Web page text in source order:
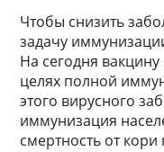
Чтобы снизить
задачу
На сегодня
целях полной
этого вирусного
иммунизация
смертность от кори